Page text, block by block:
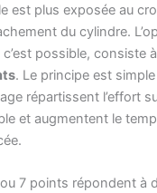
est plus exposée au
du cylindre.
possible, consiste
. Le principe est
répartissent l’effort
et augmentent le
7 points répondent à